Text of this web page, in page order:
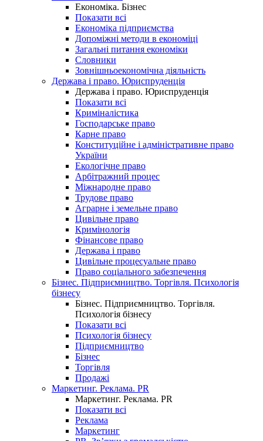
Економіка. Бізнес
Показати всі
Економіка підприємства
Допоміжні методи в економіці
Загальні питання економіки
Словники
Зовнішньоекономічна діяльність
Держава і право. Юриспруденція
Держава і право. Юриспруденція
Показати всі
Криміналістика
Господарське право
Карне право
Конституційне і адміністративне право
України
Екологічне право
Арбітражний процес
Міжнародне право
Трудове право
Аграрне і земельне право
Цивільне право
Кримінологія
Фінансове право
Держава і право
Цивільне процесуальне право
Право соціального забезпечення
Бізнес. Підприємництво. Торгівля. Психологія
бізнесу
Бізнес. Підприємництво. Торгівля.
Психологія бізнесу
Показати всі
Психологія бізнесу
Підприємництво
Бізнес
Торгівля
Продажі
Маркетинг. Реклама. PR
Маркетинг. Реклама. PR
Показати всі
Реклама
Маркетинг